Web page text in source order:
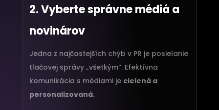
2. Vyberte správne médiá a
novinárov
Jedna z najčastejších chýb v PR je posielanie
tlačovej správy „všetkým“. Efektívna
komunikácia s médiami je cielená a
personalizovaná.